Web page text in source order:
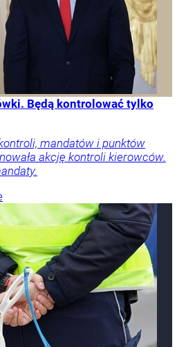
Będą kontrolować tylko
mandatów i punktów
akcję kontroli kierowców.